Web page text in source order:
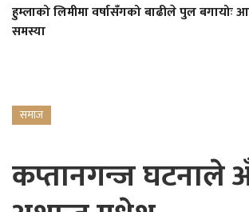
हुम्लाको लिमीमा वर्षासँगको बाढीले पुल बगायोः
समस्या
समाज
कप्तानगन्ज घटनाले